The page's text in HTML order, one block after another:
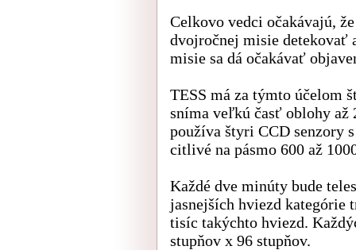
Celkovo vedci očakávajú,
dvojročnej misie detekovať
misie sa dá očakávať
TESS má za týmto účelom
sníma veľkú časť oblohy až
používa štyri CCD senzory
citlivé na pásmo 600 až
Každé dve minúty bude
jasnejších hviezd kategórie
tisíc takýchto hviezd.
stupňov x 96 stupňov.